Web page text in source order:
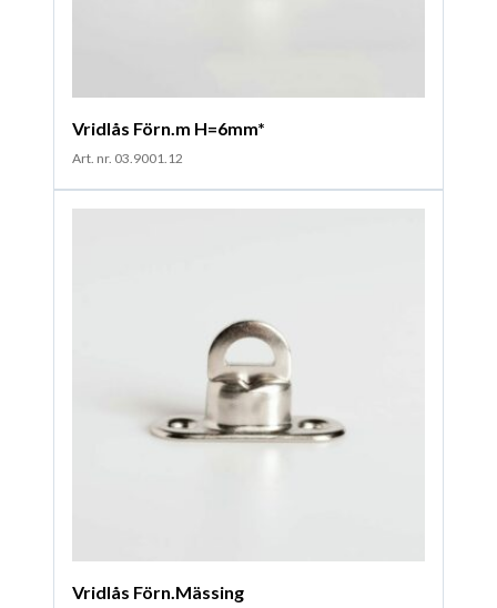
Vridlås Förn.m H=6mm*
Art. nr. 03.9001.12
Vridlås Förn.Mässing